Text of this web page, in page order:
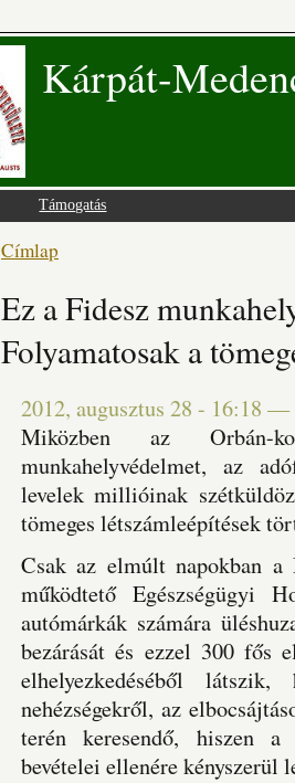
Kárpát-
Támogatás
Jelenlegi hely
Címlap
Ez a Fidesz
Folyamatosak a
2012, augusztus 28 - 16:18 —
Miközben az Orbán-
munkahelyvédelmet, az
levelek millióinak
tömeges létszámleépítések
Csak az elmúlt napokban a
működtető
autómárkák számára
bezárását és ezzel 300 fős
elhelyezkedéséből
nehézségekről, az
terén keresendő, hiszen a
bevételei ellenére kényszerül